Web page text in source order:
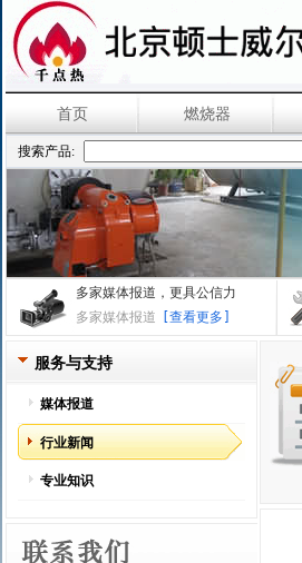
首页 燃烧器
搜索产品:
多家媒体报道，更具公信力
多家媒体报道
[查看更多]
服务与支持
媒体报道
行业新闻
专业知识